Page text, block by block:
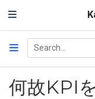
何故KPI